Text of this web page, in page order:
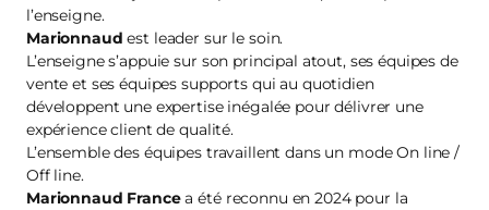
l’enseigne.
Marionnaud est leader sur le soin.
L’enseigne s’appuie sur son principal atout, ses équipes de
vente et ses équipes supports qui au quotidien
développent une expertise inégalée pour délivrer une
expérience client de qualité.
L’ensemble des équipes travaillent dans un mode On line /
Off line.
Marionnaud Francea été reconnu en 2024 pour la